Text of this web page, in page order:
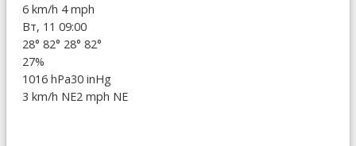
6 km/h 4 mph
Вт, 11 09:00
28° 82° 28° 82°
27%
1016 hPa30 inHg
3 km/h NE2 mph NE